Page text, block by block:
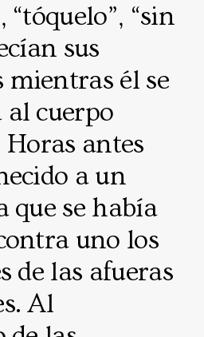
“tóquelo”, “sin
sus
mientras él se
cuerpo
antes
a un
que se había
uno los
de las afueras
Al